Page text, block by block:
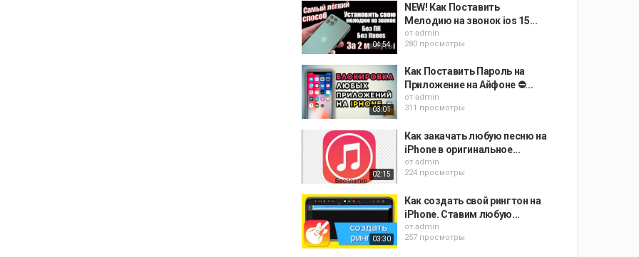
04:54
NEW! Как Поставить
Мелодию на звонок ios 15...
от admin
280 просмотры
03:01
Как Поставить Пароль на
Приложение на Айфоне ⛔️...
от admin
311 просмотры
02:15
Как закачать любую песню на
iPhone в оригинальное...
от admin
224 просмотры
03:30
Как создать свой рингтон на
iPhone. Ставим любую...
от admin
257 просмотры